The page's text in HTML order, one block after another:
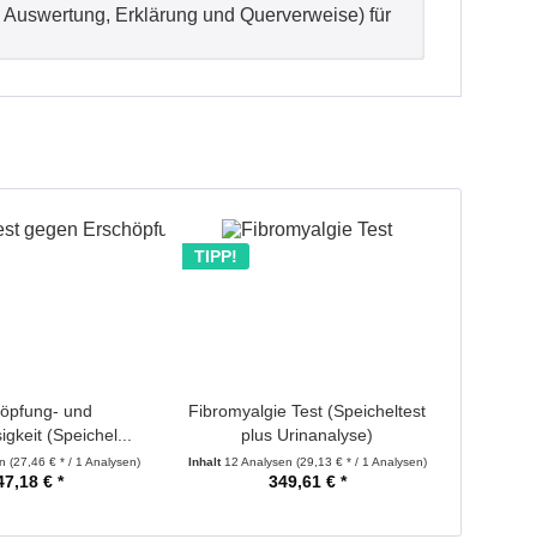
Erklärung und Querverweise) für
und
(Speichel...
(27,46 € * / 1 Analysen)
€ *
TIPP!
Fibromyalgie Test (Speicheltest
plus Urinanalyse)
Inhalt 12 Analysen (29,13 € * / 1 Analysen)
349,61 € *